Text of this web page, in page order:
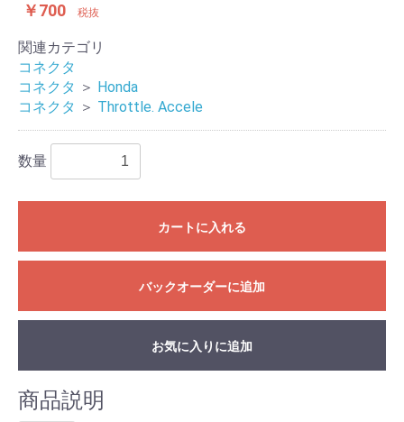
￥700 税抜
関連カテゴリ
コネクタ
コネクタ ＞ Honda
コネクタ ＞ Throttle. Accele
数量
カートに入れる
バックオーダーに追加
お気に入りに追加
商品説明